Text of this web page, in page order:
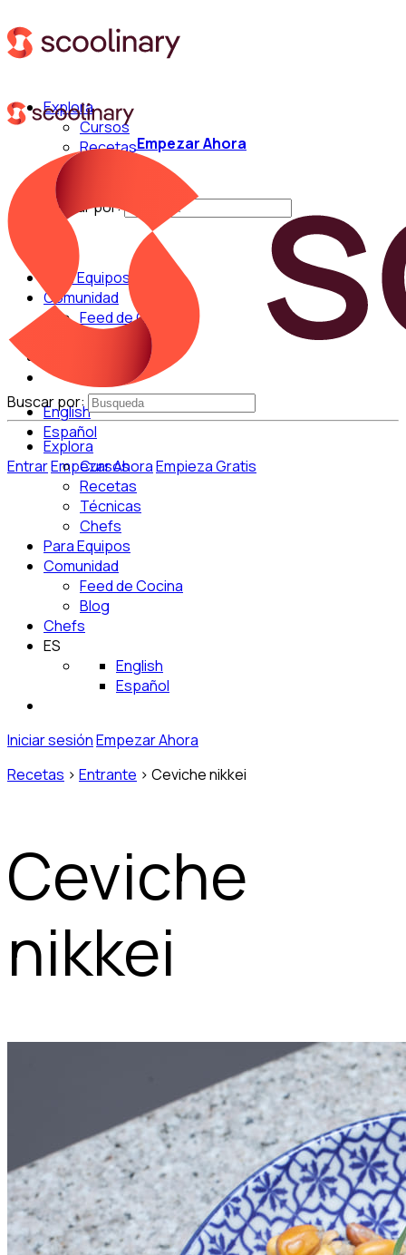
Explora
Cursos
Recetas
Buscar por:
Para Equipos
Comunidad
Feed de Cocina
English
Español
EntrarEmpezar AhoraEmpieza Gratis
Empezar Ahora
Buscar por:
Explora
Cursos
Recetas
Técnicas
Chefs
Para Equipos
Comunidad
Feed de Cocina
Blog
Chefs
ES
English
Español
Iniciar sesiónEmpezar Ahora
Recetas > Entrante > Ceviche nikkei
Ceviche
nikkei